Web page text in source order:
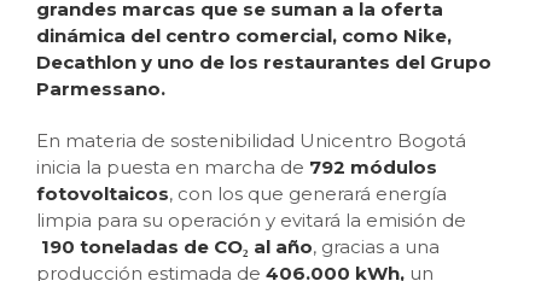
grandes marcas que se suman a la oferta
dinámica del centro comercial, como Nike,
Decathlon y uno de los restaurantes del Grupo
Parmessano.
En materia de sostenibilidad Unicentro Bogotá
inicia la puesta en marcha de 792 módulos
fotovoltaicos, con los que generará energía
limpia para su operación y evitará la emisión de
190 toneladas de CO₂ al año, gracias a una
producción estimada de 406.000 kWh, un